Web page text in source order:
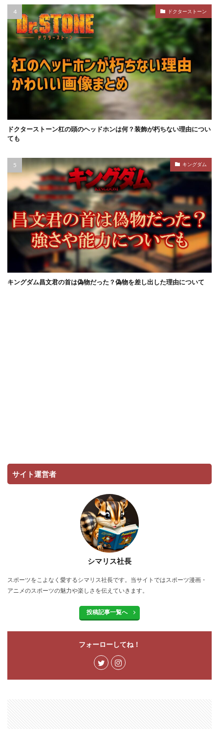
ドクターストーン
ドクターストーン杠の頭のヘッドホンは何？装飾が朽ちない理由につい
ても
キングダム
キングダム昌文君の首は偽物だった？偽物を差し出した理由について
サイト運営者
シマリス社長
スポーツをこよなく愛するシマリス社長です。当サイトではスポーツ漫画・
アニメのスポーツの魅力や楽しさを伝えていきます。
投稿記事一覧へ
フォーローしてね！